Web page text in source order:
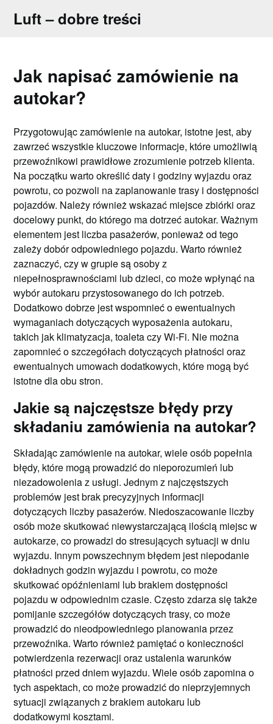
Luft – dobre treści
Jak napisać zamówienie na
autokar?
Przygotowując zamówienie na autokar, istotne jest, aby
zawrzeć wszystkie kluczowe informacje, które umożliwią
przewoźnikowi prawidłowe zrozumienie potrzeb klienta.
Na początku warto określić daty i godziny wyjazdu oraz
powrotu, co pozwoli na zaplanowanie trasy i dostępności
pojazdów. Należy również wskazać miejsce zbiórki oraz
docelowy punkt, do którego ma dotrzeć autokar. Ważnym
elementem jest liczba pasażerów, ponieważ od tego
zależy dobór odpowiedniego pojazdu. Warto również
zaznaczyć, czy w grupie są osoby z
niepełnosprawnościami lub dzieci, co może wpłynąć na
wybór autokaru przystosowanego do ich potrzeb.
Dodatkowo dobrze jest wspomnieć o ewentualnych
wymaganiach dotyczących wyposażenia autokaru,
takich jak klimatyzacja, toaleta czy Wi-Fi. Nie można
zapomnieć o szczegółach dotyczących płatności oraz
ewentualnych umowach dodatkowych, które mogą być
istotne dla obu stron.
Jakie są najczęstsze błędy przy
składaniu zamówienia na autokar?
Składając zamówienie na autokar, wiele osób popełnia
błędy, które mogą prowadzić do nieporozumień lub
niezadowolenia z usługi. Jednym z najczęstszych
problemów jest brak precyzyjnych informacji
dotyczących liczby pasażerów. Niedoszacowanie liczby
osób może skutkować niewystarczającą ilością miejsc w
autokarze, co prowadzi do stresujących sytuacji w dniu
wyjazdu. Innym powszechnym błędem jest niepodanie
dokładnych godzin wyjazdu i powrotu, co może
skutkować opóźnieniami lub brakiem dostępności
pojazdu w odpowiednim czasie. Często zdarza się także
pomijanie szczegółów dotyczących trasy, co może
prowadzić do nieodpowiedniego planowania przez
przewoźnika. Warto również pamiętać o konieczności
potwierdzenia rezerwacji oraz ustalenia warunków
płatności przed dniem wyjazdu. Wiele osób zapomina o
tych aspektach, co może prowadzić do nieprzyjemnych
sytuacji związanych z brakiem autokaru lub
dodatkowymi kosztami.